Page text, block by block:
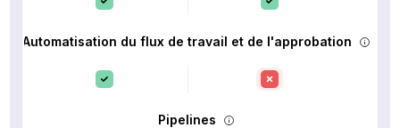
Automatisation du flux de travail et de l'approbation
Pipelines